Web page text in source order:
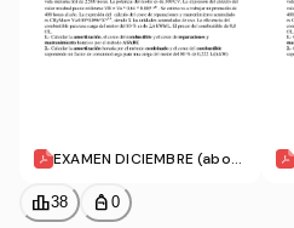
EXAMEN DICIEMBRE (abon
oductos fitosanitarios).p
df
leaderboard38 personal_bag 0